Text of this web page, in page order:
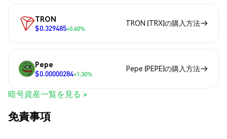
TRON
$0.329485+0.60%
TRON (TRX)の購入方法
Pepe
$0.00000284+1.30%
Pepe (PEPE)の購入方法
暗号資産一覧を見る >
免責事項